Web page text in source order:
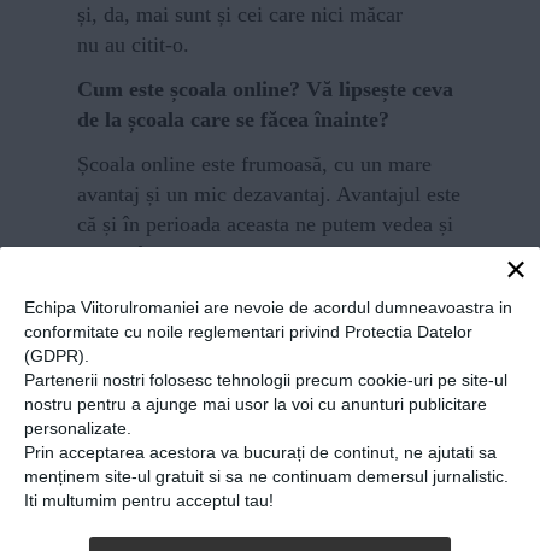
×
Echipa Viitorulromaniei are nevoie de acordul dumneavoastra in
conformitate cu noile reglementari privind Protectia Datelor
(GDPR).
Partenerii nostri folosesc tehnologii precum cookie-uri pe site-ul
nostru pentru a ajunge mai usor la voi cu anunturi publicitare
personalizate.
Prin acceptarea acestora va bucurați de continut, ne ajutati sa
menținem site-ul gratuit si sa ne continuam demersul jurnalistic.
Iti multumim pentru acceptul tau!
și, da, mai sunt și cei care nici măcar
nu au citit-o.
Cum este școala online? Vă lipsește ceva
de la școala care se făcea înainte?
Școala online este frumoasă, cu un mare
avantaj și un mic dezavantaj. Avantajul este
că și în perioada aceasta ne putem vedea și
putem învăța, dar dezavantajul este că nu
lipsește bucuria de a sta cu colegii în pauze
și de a ieși la tablă în timpul orelor. Mie
îmi place mult să scriu la tablă!
O întrebare banală, și totuși…Ce visați
să deveniți când veți fi mare?
Când voi fi mare eu visez să ajung om de